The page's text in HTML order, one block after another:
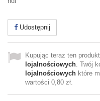
Udostępnij
Kupując teraz ten
lojalnościowych. Twój
lojalnościowych które
wartości 0,80 zł.